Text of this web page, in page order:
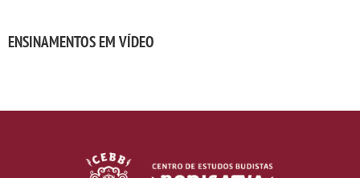
ENSINAMENTOS EM VÍDEO